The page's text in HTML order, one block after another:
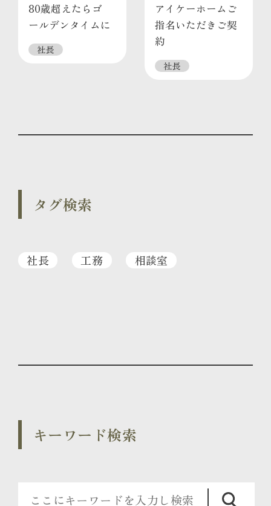
80歳超えたらゴ
ールデンタイムに
社長
アイケーホームご
指名いただきご契
約
社長
タグ検索
社長 工務 相談室
キーワード検索